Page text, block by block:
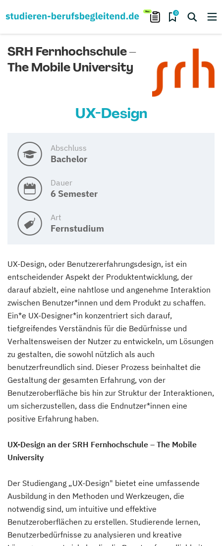
0
SRH Fernhochschule –
The Mobile University
UX-Design
Abschluss
Bachelor
Dauer
6 Semester
Art
Fernstudium
UX-Design, oder Benutzererfahrungsdesign, ist ein
entscheidender Aspekt der Produktentwicklung, der
darauf abzielt, eine nahtlose und angenehme Interaktion
zwischen Benutzer*innen und dem Produkt zu schaffen.
Ein*e UX-Designer*in konzentriert sich darauf,
tiefgreifendes Verständnis für die Bedürfnisse und
Verhaltensweisen der Nutzer zu entwickeln, um Lösungen
zu gestalten, die sowohl nützlich als auch
benutzerfreundlich sind. Dieser Prozess beinhaltet die
Gestaltung der gesamten Erfahrung, von der
Benutzeroberfläche bis hin zur Struktur der Interaktionen,
um sicherzustellen, dass die Endnutzer*innen eine
positive Erfahrung haben.
UX-Design an der SRH Fernhochschule – The Mobile
University
Der Studiengang „UX-Design" bietet eine umfassende
Ausbildung in den Methoden und Werkzeugen, die
notwendig sind, um intuitive und effektive
Benutzeroberflächen zu erstellen. Studierende lernen,
Benutzerbedürfnisse zu analysieren und kreative